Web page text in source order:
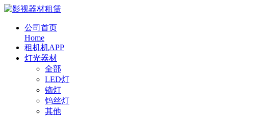
公司首页
Home
租机机APP
灯光器材
全部
LED灯
镝灯
钨丝灯
其他